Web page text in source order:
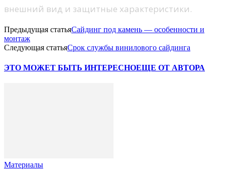
внешний вид и защитные характеристики.
Предыдущая статьяСайдинг под камень — особенности и
монтаж
Следующая статьяСрок службы винилового сайдинга
ЭТО МОЖЕТ БЫТЬ ИНТЕРЕСНОЕЩЕ ОТ АВТОРА
Материалы